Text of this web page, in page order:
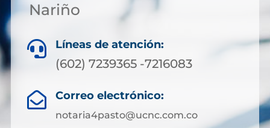
Nariño
 Líneas de atención:
(602) 7239365 -7216083
 Correo electrónico:
notaria4pasto@ucnc.com.co